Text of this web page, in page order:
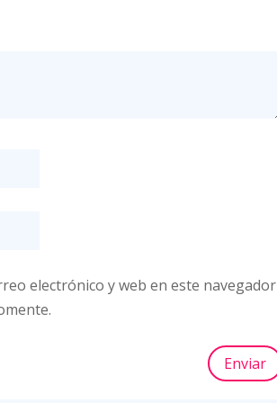
electrónico y web en este navegador
Enviar